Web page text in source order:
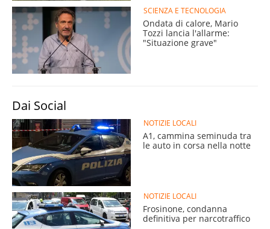
SCIENZA E TECNOLOGIA
Ondata di calore, Mario
Tozzi lancia l'allarme:
"Situazione grave"
Dai Social
NOTIZIE LOCALI
A1, cammina seminuda tra
le auto in corsa nella notte
NOTIZIE LOCALI
Frosinone, condanna
definitiva per narcotraffico